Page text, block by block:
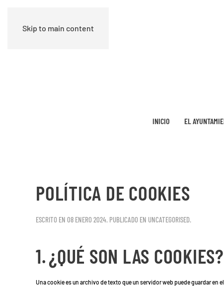
Skip to main content
INICIO EL
POLÍTICA DE COOKIES
ESCRITO EN 08 ENERO 2024. PUBLICADO EN UNCATEGORISED.
1.¿QUÉ SON LAS COOKIES?
Una cookie es un archivo de texto que un servidor web puede guardar